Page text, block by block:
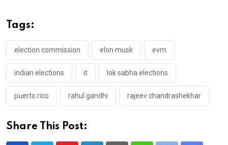
Tags:
election commission elon musk evm
indian elections it lok sabha elections
puerto rico rahul gandhi rajeev chandrashekhar
Share This Post: